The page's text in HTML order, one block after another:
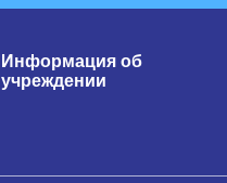
Информация об
учреждении